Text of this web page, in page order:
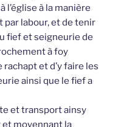
l’église à la manière
labour, et de tenir
fief et seigneurie de
à foy
et d’y faire les
ainsi que le fief a
et transport ainsy
moyennant la